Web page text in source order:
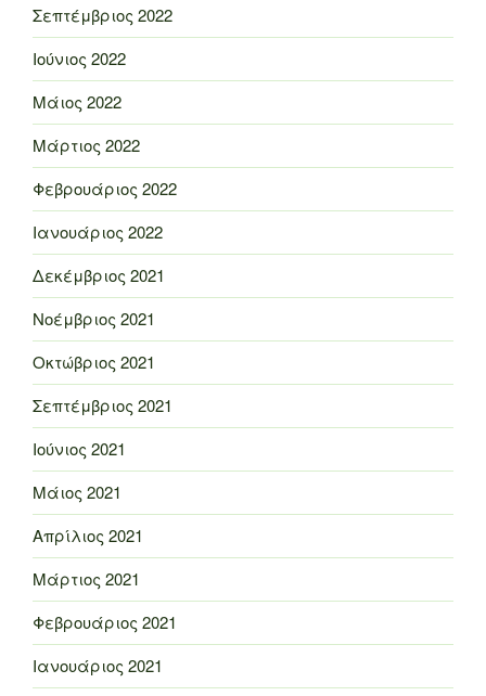
Σεπτέμβριος 2022
Ιούνιος 2022
Μάιος 2022
Μάρτιος 2022
Φεβρουάριος 2022
Ιανουάριος 2022
Δεκέμβριος 2021
Νοέμβριος 2021
Οκτώβριος 2021
Σεπτέμβριος 2021
Ιούνιος 2021
Μάιος 2021
Απρίλιος 2021
Μάρτιος 2021
Φεβρουάριος 2021
Ιανουάριος 2021